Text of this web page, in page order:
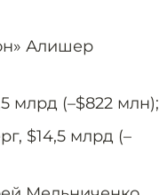
Алишер
млрд (–$822 млн);
$14,5 млрд (–